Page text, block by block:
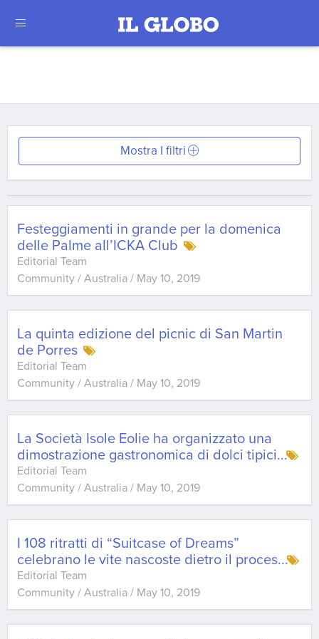
Mostra I filtri
Festeggiamenti in grande per la domenica
delle Palme all’ICKA Club
Editorial Team
Community / Australia / May 10, 2019
La quinta edizione del picnic di San Martin
de Porres
Editorial Team
Community / Australia / May 10, 2019
La Società Isole Eolie ha organizzato una
dimostrazione gastronomica di dolci tipici...
Editorial Team
Community / Australia / May 10, 2019
I 108 ritratti di “Suitcase of Dreams”
celebrano le vite nascoste dietro il proces...
Editorial Team
Community / Australia / May 10, 2019